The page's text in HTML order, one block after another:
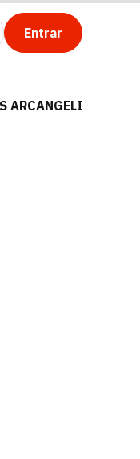
Entrar
ARCANGELI